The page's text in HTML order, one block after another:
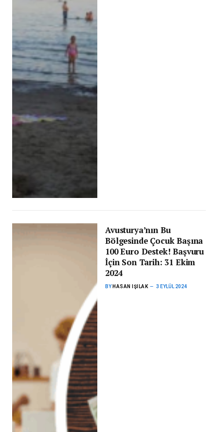
Avusturya’nın Bu
Bölgesinde Çocuk Başına
100 Euro Destek! Başvuru
İçin Son Tarih: 31 Ekim
2024
BY HASAN IŞILAK 3 EYLÜL 2024